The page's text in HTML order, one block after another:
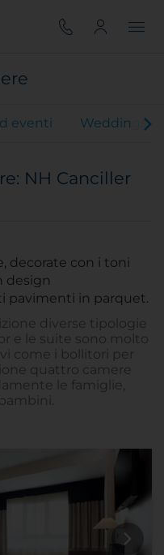
eventi Weddings
NH Canciller
decorate con i toni
design
pavimenti in parquet.
diverse tipologie
e le suite sono molto
come i bollitori per
quattro camere
le famiglie,